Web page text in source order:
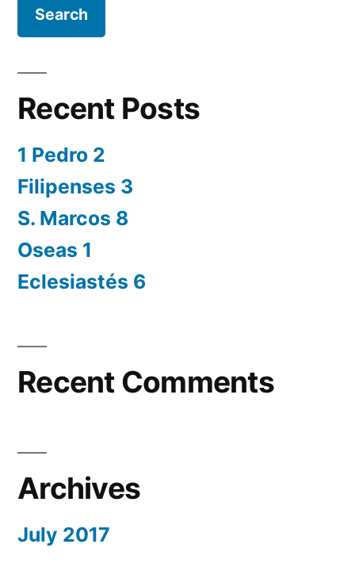
Recent Posts
1 Pedro 2
Filipenses 3
S. Marcos 8
Oseas 1
Eclesiastés 6
Recent Comments
Archives
July 2017